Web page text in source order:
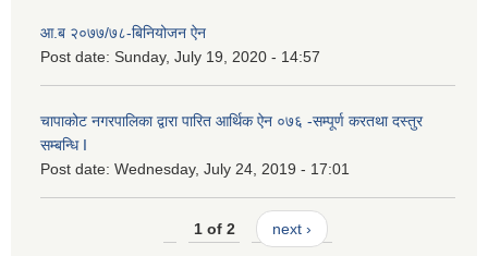
आ.ब २०७७/७८-बिनियोजन ऐन
Post date: Sunday, July 19, 2020 - 14:57
चापाकोट नगरपालिका द्वारा पारित आर्थिक ऐन ०७६ -सम्पूर्ण करतथा दस्तुर
सम्बन्धि I
Post date: Wednesday, July 24, 2019 - 17:01
1 of 2 next ›